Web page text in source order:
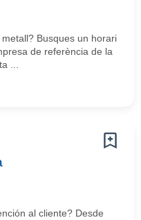
Busques un horari
de referència de la
...
al cliente? Desde